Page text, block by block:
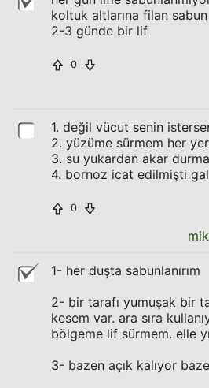
koltuk altlarına filan
2-3 günde bir lif
0
1. değil vücut senin
2. yüzüme sürmem her
3. su yukardan akar
4. bornoz icat edilmişti
0
1- her duşta sabunlanırım
2- bir tarafı yumuşak bir
kesem var. ara sıra
bölgeme lif sürmem. elle
3- bazen açık kalıyor